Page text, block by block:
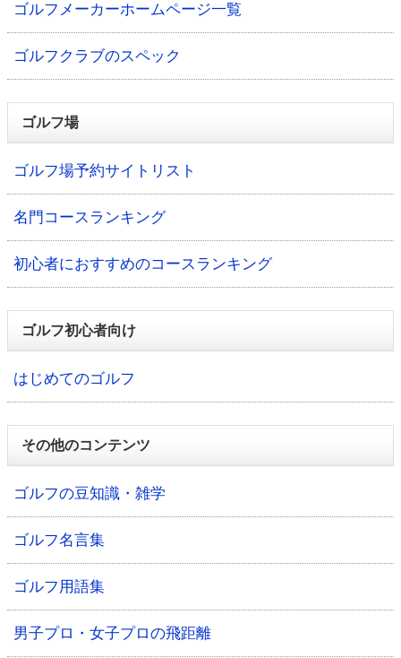
ゴルフメーカーホームページ一覧
ゴルフクラブのスペック
ゴルフ場
ゴルフ場予約サイトリスト
名門コースランキング
初心者におすすめのコースランキング
ゴルフ初心者向け
はじめてのゴルフ
その他のコンテンツ
ゴルフの豆知識・雑学
ゴルフ名言集
ゴルフ用語集
男子プロ・女子プロの飛距離